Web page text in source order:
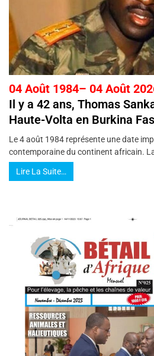
04 Août 1984– 04 Août
Il y a 42 ans, Thomas
Haute-Volta en Burkina
Le 4 août 1984 représente une date
contemporaine du continent africain.
Lire La Suite…